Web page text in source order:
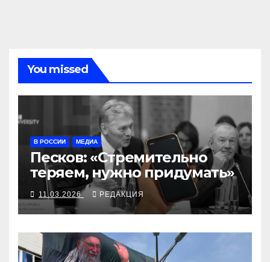
You missed
В РОССИИ МЕДИА
Песков: «Стремительно
теряем, нужно придумать»
11.03.2026 РЕДАКЦИЯ